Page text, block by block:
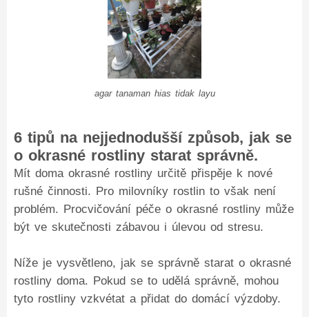
agar tanaman hias tidak layu
6 tipů na nejjednodušší způsob, jak se
o okrasné rostliny starat správně.
Mít doma okrasné rostliny určitě přispěje k nové
rušné činnosti. Pro milovníky rostlin to však není
problém. Procvičování péče o okrasné rostliny může
být ve skutečnosti zábavou i úlevou od stresu.
Níže je vysvětleno, jak se správně starat o okrasné
rostliny doma. Pokud se to udělá správně, mohou
tyto rostliny vzkvétat a přidat do domácí výzdoby.